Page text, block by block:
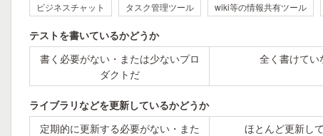
ビジネスチャット タスク管理ツール wiki等の情報共有ツール
テストを書いているかどうか
書く必要がない・または少ないプロ
ダクトだ
全く書けてい
ライブラリなどを更新しているかどうか
定期的に更新する必要がない・また
ほとんど更新し